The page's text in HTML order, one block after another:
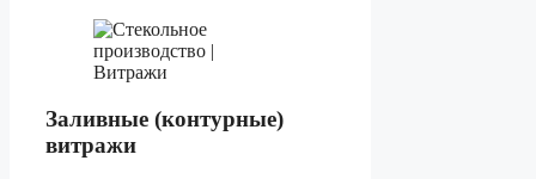
Заливные (контурные)
витражи